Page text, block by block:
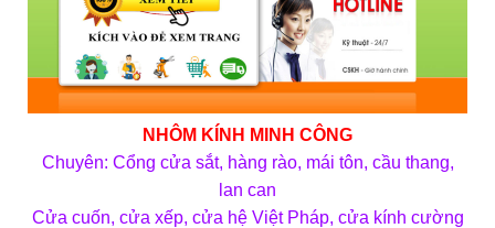
NHÔM KÍNH MINH CÔNG
Chuyên: Cổng cửa sắt, hàng rào, mái tôn, cầu thang,
lan can
Cửa cuốn, cửa xếp, cửa hệ Việt Pháp, cửa kính cường